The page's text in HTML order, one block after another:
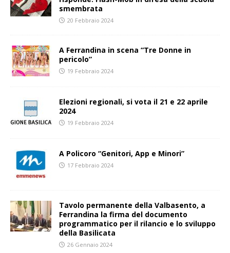
smembrata
20 Febbraio 2024
A Ferrandina in scena “Tre Donne in
pericolo”
19 Febbraio 2024
Elezioni regionali, si vota il 21 e 22 aprile
2024
19 Febbraio 2024
A Policoro “Genitori, App e Minori”
17 Febbraio 2024
Tavolo permanente della Valbasento, a
Ferrandina la firma del documento
programmatico per il rilancio e lo sviluppo
della Basilicata
26 Gennaio 2024